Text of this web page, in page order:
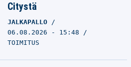
Citystä
JALKAPALLO
06.08.2026 - 15:48
TOIMITUS